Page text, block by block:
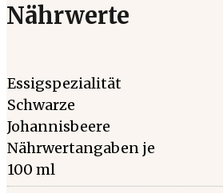
Nährwerte
Essigspezialität
Schwarze
Johannisbeere
Nährwertangaben je
100 ml